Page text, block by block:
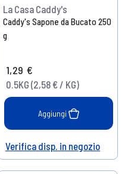
La Casa Caddy's
Caddy's Sapone da Bucato 250
g
1,29 €
0.5KG (2,58 € / KG)
Aggiungi
Help
Verifica disp. in negozio